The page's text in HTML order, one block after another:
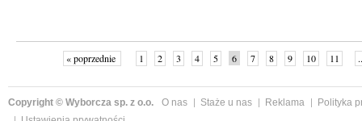
« poprzednie 1 2 3 4 5 6 7 8 9 10 11
Copyright © Wyborcza sp. z o.o. O nas Staże u nas Reklama
Polityka